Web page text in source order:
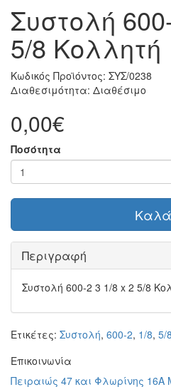
Συστολή
5/8 Κολλητή
Κωδικός Προϊόντος: ΣΥΣ/0238
Διαθεσιμότητα: Διαθέσιμο
0,00€
Ποσότητα
Περιγραφή
Συστολή 600-2 3 1/8 x 2 5/8
Ετικέτες: Συστολή, 600-2, 1/8, 5/8
Eπικοινωνία
Πειραιώς 47 και Φλωρίνης 16Α